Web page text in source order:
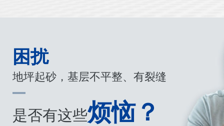
困扰
地坪起砂，基层不平整、有裂缝
是否有这些烦恼？